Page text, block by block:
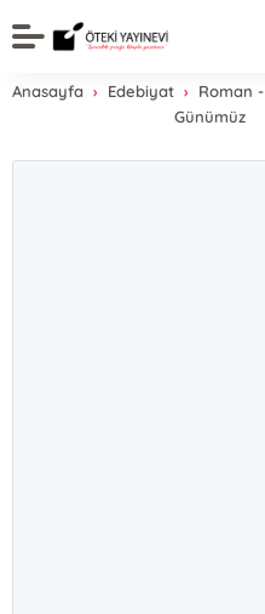
Anasayfa Edebiyat
Roman -
Günümüz